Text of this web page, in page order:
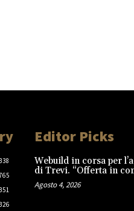
Editor Picks
Webuild in corsa per
di Trevi. “Offerta in
Agosto 4, 2026